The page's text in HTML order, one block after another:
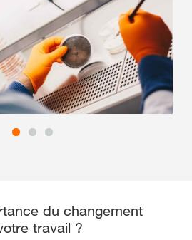
du changement
travail ?